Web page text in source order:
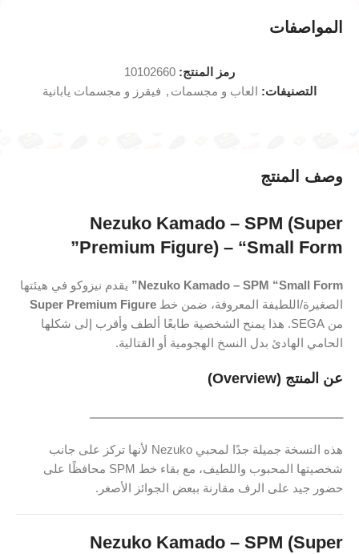
وصف المنتج
Nezuko Kamado – SPM (Super
Premium Figure) – “Small Form”
Nezuko Kamado – SPM “Small Form”
يقدم نيزوكو في هيئتها
الصغيرة/اللطيفة المعروفة، ضمن خط Super Premium Figure
من SEGA. هذا يمنح الشخصية طابعًا ألطف وأقرب إلى شكلها
الحامي الهادئ بدل النسخ الهجومية أو القتالية.
عن المنتج (Overview)
ـــــــــــــــــــــــــــــــــــــــــــــــــــــــــــــــــــــــــــــــ
هذه النسخة جميلة جدًا لمحبي Nezuko لأنها تركز على جانب
شخصيتها المحبوب واللطيف، مع بقاء خط SPM محافظًا على
حضور جيد على الرف مقارنة ببعض الجوائز الأصغر.
Nezuko Kamado – SPM (Super
المواصفات
رمز المنتج: 10102660
التصنيفات: العاب و مجسمات , فيقرز و مجسمات يابانية